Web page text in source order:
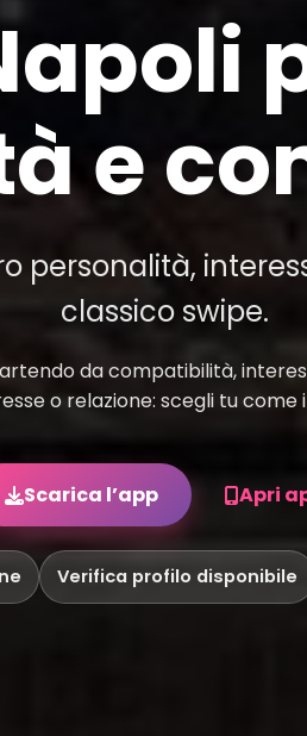
e
personalità,
classico swipe.
da compatibilità,
o relazione: scegli tu come
Scarica l’app Apri
Verifica profilo disponibile